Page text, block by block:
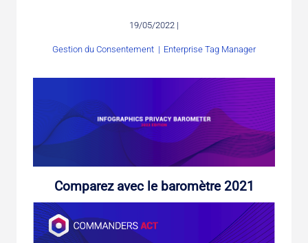
19/05/2022 |
Gestion du Consentement | Enterprise Tag Manager
Comparez avec le baromètre 2021